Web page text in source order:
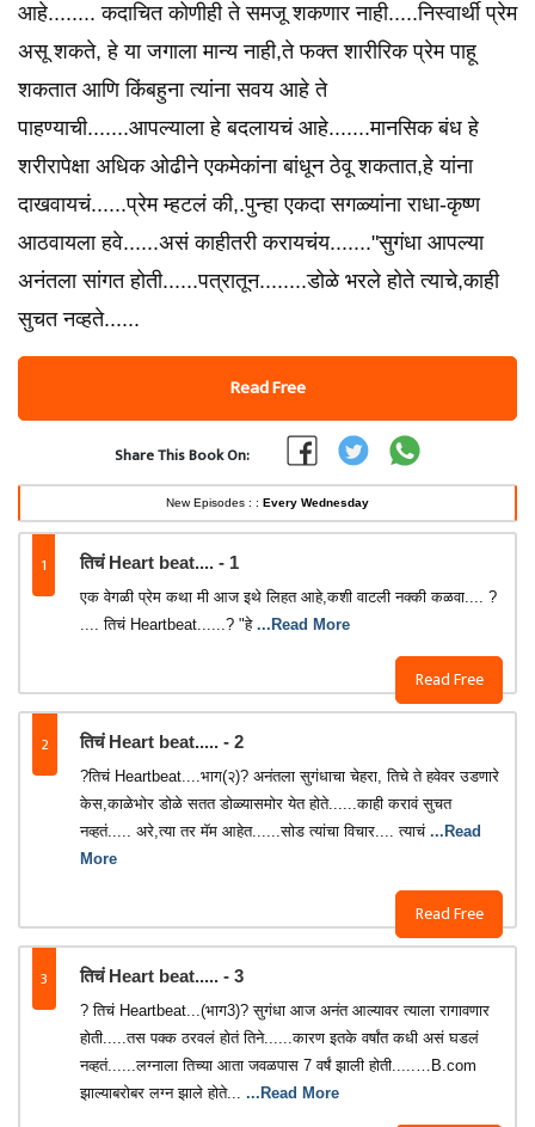
आहे........ कदाचित कोणीही ते समजू शकणार नाही.....निस्वार्थी प्रेम
असू शकते, हे या जगाला मान्य नाही,ते फक्त शारीरिक प्रेम पाहू
शकतात आणि किंबहुना त्यांना सवय आहे ते
पाहण्याची.......आपल्याला हे बदलायचं आहे.......मानसिक बंध हे
शरीरापेक्षा अधिक ओढीने एकमेकांना बांधून ठेवू शकतात,हे यांना
दाखवायचं......प्रेम म्हटलं की,.पुन्हा एकदा सगळ्यांना राधा-कृष्ण
आठवायला हवे......असं काहीतरी करायचंय......."सुगंधा आपल्या
अनंतला सांगत होती......पत्रातून........डोळे भरले होते त्याचे,काही
सुचत नव्हते......
Read Free
Share This Book On:
New Episodes : : Every Wednesday
1 तिचं Heart beat.... - 1
Read Free
एक वेगळी प्रेम कथा मी आज इथे लिहत आहे,कशी वाटली नक्की कळवा.... ?
.... तिचं Heartbeat......? "हे ...Read More
2 तिचं Heart beat..... - 2
Read Free
?तिचं Heartbeat....भाग(२)? अनंतला सुगंधाचा चेहरा, तिचे ते हवेवर उडणारे
केस,काळेभोर डोळे सतत डोळ्यासमोर येत होते......काही करावं सुचत
नव्हतं..... अरे,त्या तर मॅम आहेत......सोड त्यांचा विचार.... त्याचं ...Read
More
3 तिचं Heart beat..... - 3
? तिचं Heartbeat...(भाग3)? सुगंधा आज अनंत आल्यावर त्याला रागावणार
होती.....तस पक्क ठरवलं होतं तिने......कारण इतके वर्षांत कधी असं घडलं
नव्हतं......लग्नाला तिच्या आता जवळपास 7 वर्षं झाली होती.....…B.com
झाल्याबरोबर लग्न झाले होते... ...Read More